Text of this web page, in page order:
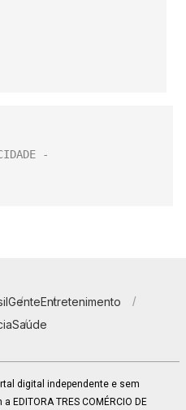
GenteEntretenimento
Saúde
digital independente e sem
TRES COMÉRCIO DE